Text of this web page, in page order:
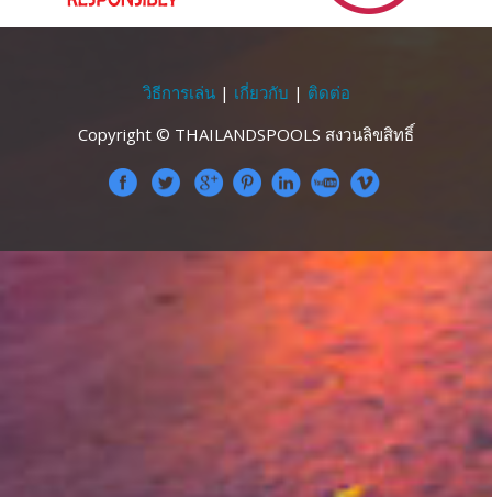
วิธีการเล่น| เกี่ยวกับ | ติดต่อ
Copyright © THAILANDSPOOLS สงวนลิขสิทธิ์